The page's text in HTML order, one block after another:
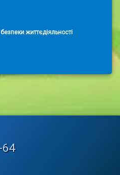
життєдіяльності
64